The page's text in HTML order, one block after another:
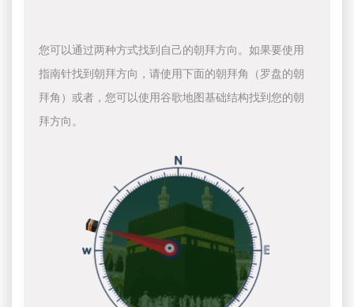
您可以通过两种方式找到自己的朝拜方向。如果要使用
指南针找到朝拜方向，请使用下面的朝拜角（罗盘的朝
拜角）或者，您可以使用谷歌地图基础结构找到您的朝
拜方向。